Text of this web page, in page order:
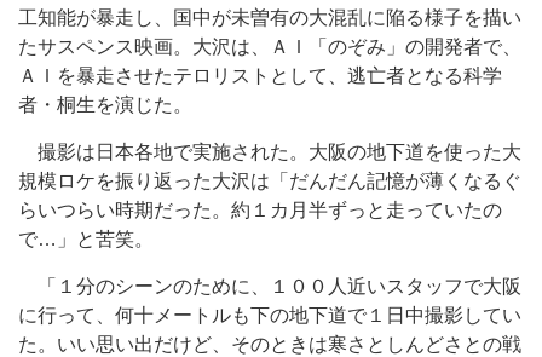
工知能が暴走し、国中が未曽有の大混乱に陥る様子を描い
たサスペンス映画。大沢は、ＡＩ「のぞみ」の開発者で、
ＡＩを暴走させたテロリストとして、逃亡者となる科学
者・桐生を演じた。
撮影は日本各地で実施された。大阪の地下道を使った大
規模ロケを振り返った大沢は「だんだん記憶が薄くなるぐ
らいつらい時期だった。約１カ月半ずっと走っていたの
で…」と苦笑。
「１分のシーンのために、１００人近いスタッフで大阪
に行って、何十メートルも下の地下道で１日中撮影してい
た。いい思い出だけど、そのときは寒さとしんどさとの戦